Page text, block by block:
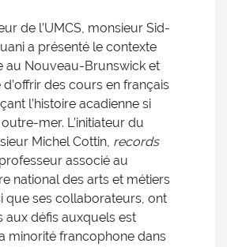
de l’UMCS, monsieur Sid-
a présenté le contexte
au Nouveau-Brunswick et
d’offrir des cours en français
l’histoire acadienne si
mer. L’initiateur du
Michel Cottin, records
associé au
national des arts et métiers
que ses collaborateurs, ont
aux défis auxquels est
minorité francophone dans